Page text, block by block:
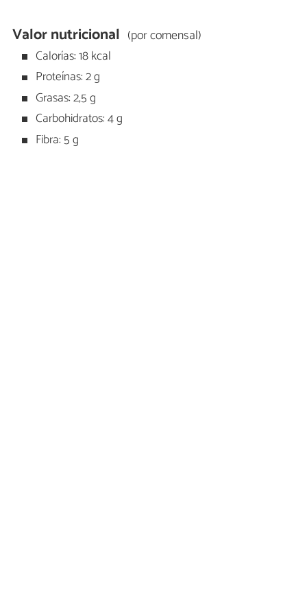
Valor nutricional (por comensal)
Calorías: 18 kcal
Proteínas: 2 g
Grasas: 2,5 g
Carbohidratos: 4 g
Fibra: 5 g